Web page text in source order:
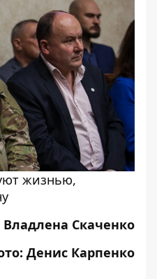
жизнью,
Владлена Скаченко
Денис Карпенко